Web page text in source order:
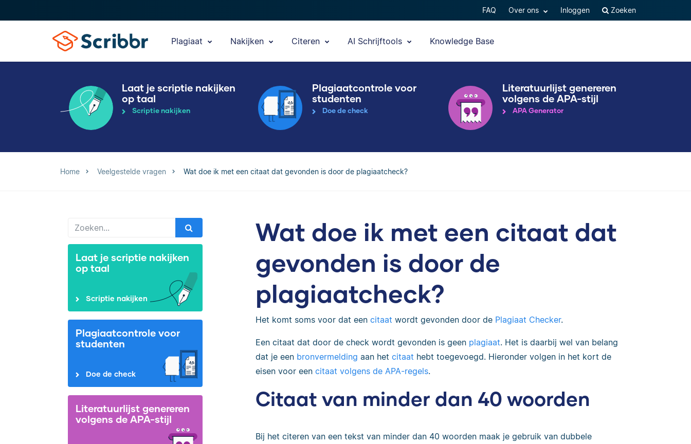
FAQ Over ons Inloggen Zoeken
Plagiaat Nakijken Citeren AI Schrijftools Knowledge Base
Laat je scriptie nakijken
op taal
Scriptie nakijken
Plagiaatcontrole voor
studenten
Doe de check
Literatuurlijst genereren
volgens de APA-stijl
APA Generator
Home Veelgestelde vragen Wat doe ik met een citaat dat gevonden is door de plagiaatcheck?
Laat je scriptie nakijken
op taal
Scriptie nakijken
Plagiaatcontrole voor
studenten
Doe de check
Literatuurlijst genereren
volgens de APA-stijl
Wat doe ik met een citaat dat
gevonden is door de
plagiaatcheck?
Het komt soms voor dat een citaat wordt gevonden door de Plagiaat Checker.
Een citaat dat door de check wordt gevonden is geen plagiaat. Het is daarbij wel van belang
dat je een bronvermelding aan het citaat hebt toegevoegd. Hieronder volgen in het kort de
eisen voor een citaat volgens de APA-regels.
Citaat van minder dan 40 woorden
Bij het citeren van een tekst van minder dan 40 woorden maak je gebruik van dubbele